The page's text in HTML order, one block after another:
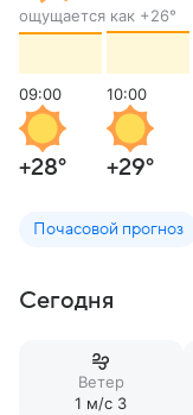
ощущается как +26°
09:00
+28°
10:00
+29°
Почасовой прогноз
Сегодня
Ветер
1 м/c З